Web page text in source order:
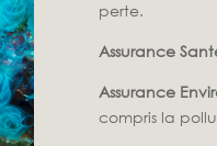
perte.​
Assurance
Assurance
compris la